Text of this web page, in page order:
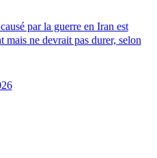
par la guerre en Iran est
mais ne devrait pas durer, selon